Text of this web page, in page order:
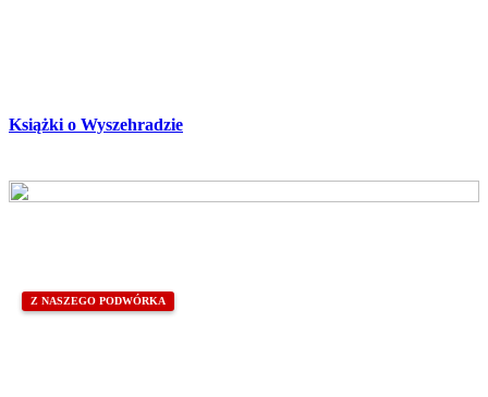
Książki o Wyszehradzie
Z NASZEGO PODWÓRKA